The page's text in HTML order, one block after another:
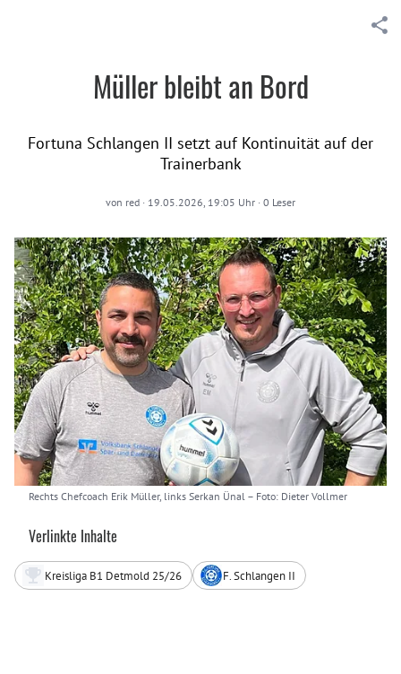
Müller bleibt an Bord
Fortuna Schlangen II setzt auf Kontinuität auf der
Trainerbank
von red · 19.05.2026, 19:05 Uhr · 0 Leser
Rechts Chefcoach Erik Müller, links Serkan Ünal – Foto: Dieter Vollmer
Verlinkte Inhalte
Kreisliga B1 Detmold 25/26 F. Schlangen II